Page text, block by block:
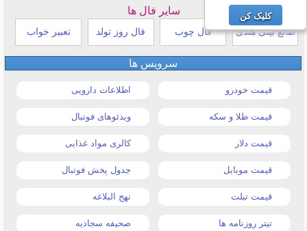
سایر فال ها
طالع بینی هندی فال چوب فال روز تولد تعبیر خواب
سرویس ها
قیمت خودرو اطلاعات دارویی
قیمت طلا و سکه ویدئوهای فوتبال
قیمت دلار کالری مواد غذایی
قیمت موبایل جدول پخش فوتبال
قیمت تبلت نهج البلاغه
تیتر روزنامه ها صحیفه سجادیه
کلیک کن